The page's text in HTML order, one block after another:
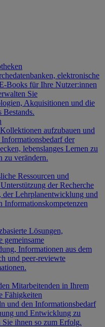
elektronische
Books für Ihre Nutzer:innen
Sie
Akquisitionen und die
aufzubauen und
der
lebenslanges Lernen zu
zu verändern.
Ressourcen und
der Recherche
der Lehrplanentwicklung und
Informationskompetenzen
Lösungen,
gemeinsame
Informationen aus dem
und peer-reviewte
Mitarbeitenden in Ihrem
Fähigkeiten
und den Informationsbedarf
und Entwicklung zu
Sie ihnen so zum Erfolg.